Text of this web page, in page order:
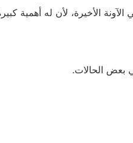
الأخيرة، لأن له أهمية
بعض الحالات.